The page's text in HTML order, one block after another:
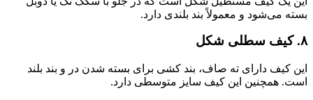
بسته می‌شود و معمولاً بند بلندی دارد.
۸. کیف سطلی شکل
این کیف دارای ته صاف، بند کشی برای بسته شدن در و بند بلند
است. همچنین این کیف سایز متوسطی دارد.